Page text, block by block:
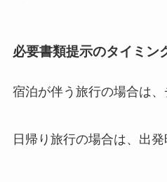
必要書類提示のタイミン
宿泊が伴う旅行の場合は、
日帰り旅行の場合は、出発